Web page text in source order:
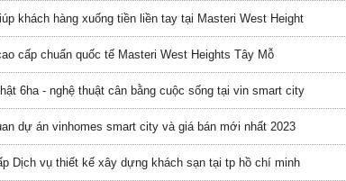
khách hàng xuống tiền liền tay tại Masteri West Height
cấp chuẩn quốc tế Masteri West Heights Tây Mỗ
6ha - nghệ thuật cân bằng cuộc sống tại vin smart city
dự án vinhomes smart city và giá bán mới nhất 2023
Dịch vụ thiết kế xây dựng khách sạn tại tp hồ chí minh